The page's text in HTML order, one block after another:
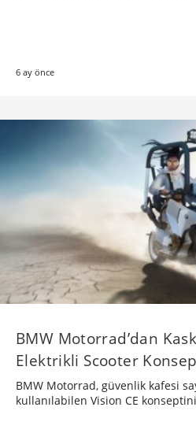
6 ay önce
BMW Motorrad’dan
Elektrikli Scooter
BMW Motorrad, güvenlik kafesi
kullanılabilen Vision CE konseptini